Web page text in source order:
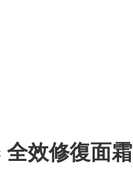
效修復面霜